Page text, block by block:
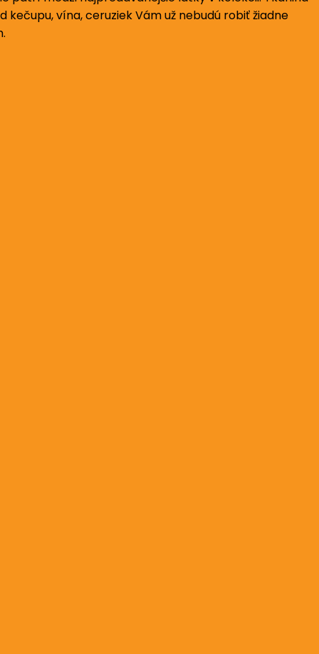
vína, ceruziek Vám už nebudú robiť žiadne